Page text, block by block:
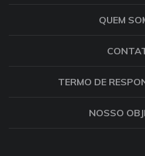
QUEM
TERMO DE
NOSSO